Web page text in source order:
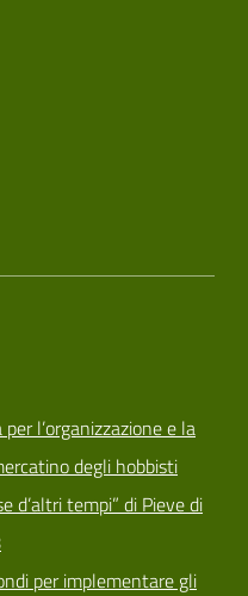
l’organizzazione e la
degli hobbisti
d’altri tempi” di Pieve di
per implementare gli